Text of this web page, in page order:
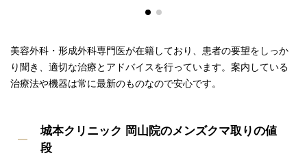
美容外科・形成外科専門医が在籍しており、患者の要望をしっか
り聞き、適切な治療とアドバイスを行っています。案内している
治療法や機器は常に最新のものなので安心です。
城本クリニック 岡山院のメンズクマ取りの値
段